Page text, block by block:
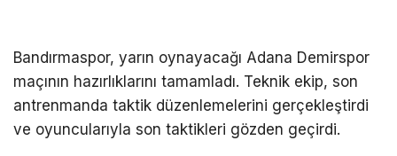
Bandırmaspor, yarın oynayacağı Adana Demirspor
maçının hazırlıklarını tamamladı. Teknik ekip, son
antrenmanda taktik düzenlemelerini gerçekleştirdi
ve oyuncularıyla son taktikleri gözden geçirdi.